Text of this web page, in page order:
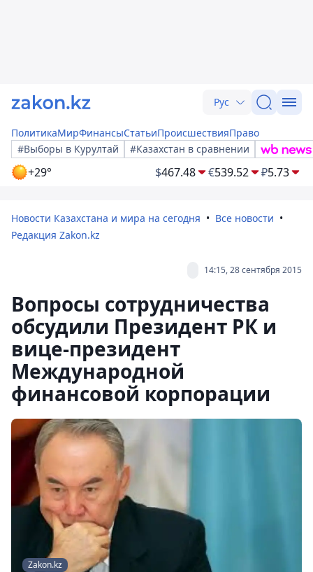
Рус
ПолитикаМирФинансыСтатьиПроисшествияПраво
#Выборы в Курултай
#Казахстан в сравнении
+29° $467.48 €539.52 ₽5.73
Новости Казахстана и мира на сегодня
Все новости
Редакция Zakon.kz
14:15, 28 сентября 2015
Вопросы сотрудничества
обсудили Президент РК и
вице-президент
Международной
финансовой корпорации
Zakon.kz